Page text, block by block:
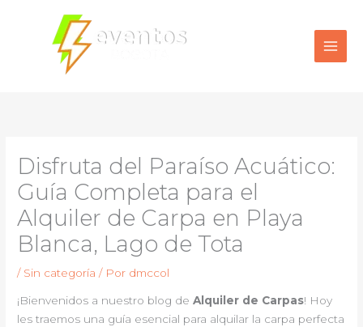
contenido
Disfruta del Paraíso Acuático:
Guía Completa para el
Alquiler de Carpa en Playa
Blanca, Lago de Tota
/ Sin categoría / Por dmccol
¡Bienvenidos a nuestro blog deAlquiler de Carpas! Hoy
les traemos una guía esencial para alquilar la carpa perfecta